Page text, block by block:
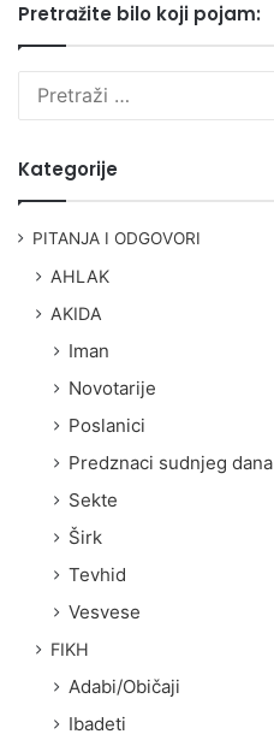
Pretražite bilo koji pojam:
Kategorije
PITANJA I ODGOVORI
AHLAK
AKIDA
Iman
Novotarije
Poslanici
Predznaci sudnjeg dana
Sekte
Širk
Tevhid
Vesvese
FIKH
Adabi/Običaji
Ibadeti